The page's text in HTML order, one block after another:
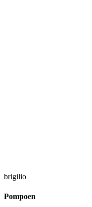
brigilio
Pompoen